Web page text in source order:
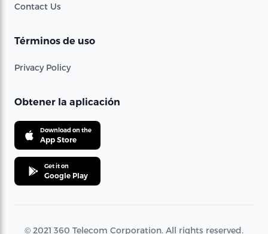
Contact Us
Términos de uso
Privacy Policy
Obtener la aplicación
Download on the
App Store
Get it on
Google Play
© 2021 360 Telecom Corporation. All rights reserved.